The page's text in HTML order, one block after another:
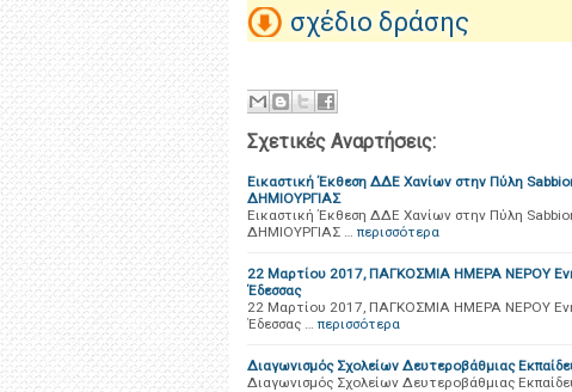
σχέδιο δράσης
Σχετικές Αναρτήσεις:
Εικαστική Έκθεση ΔΔΕ Χανίων στην Πύλη
ΔΗΜΙΟΥΡΓΙΑΣ
Εικαστική Έκθεση ΔΔΕ Χανίων στην Πύλη
ΔΗΜΙΟΥΡΓΙΑΣ … περισσότερα
22 Μαρτίου 2017, ΠΑΓΚΟΣΜΙΑ ΗΜΕΡΑ ΝΕΡΟΥ
Έδεσσας
22 Μαρτίου 2017, ΠΑΓΚΟΣΜΙΑ ΗΜΕΡΑ ΝΕΡΟΥ
Έδεσσας … περισσότερα
Διαγωνισμός Σχολείων Δευτεροβάθμιας
Διαγωνισμός Σχολείων Δευτεροβάθμιας